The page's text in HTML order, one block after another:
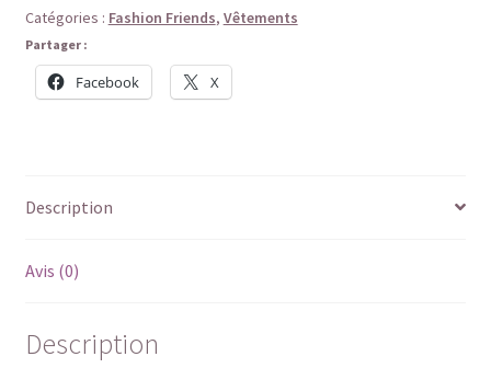
Catégories : Fashion Friends, Vêtements
Partager :
Facebook X
Description
Avis (0)
Description